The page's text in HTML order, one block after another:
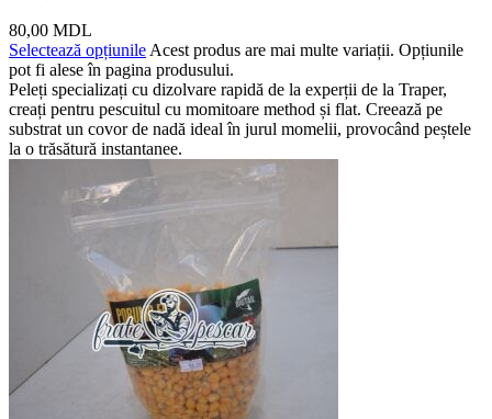
80,00 MDL
Selectează opțiunile Acest produs are mai multe variații. Opțiunile
pot fi alese în pagina produsului.
Peleți specializați cu dizolvare rapidă de la experții de la Traper,
creați pentru pescuitul cu momitoare method și flat. Creează pe
substrat un covor de nadă ideal în jurul momelii, provocând peștele
la o trăsătură instantanee.